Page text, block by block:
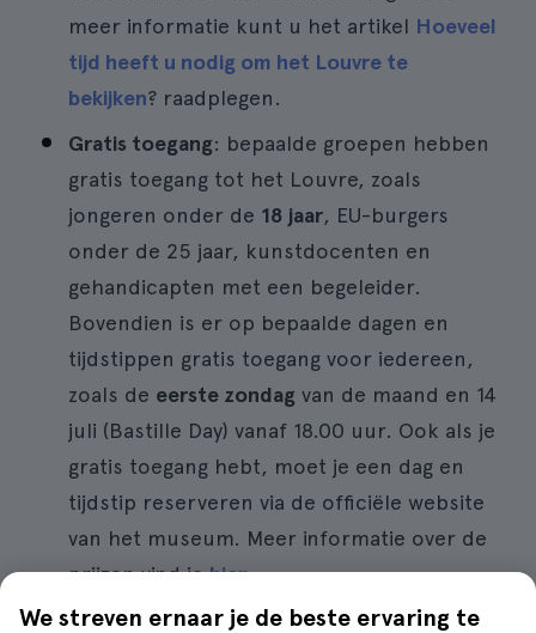
meer informatie kunt u het artikel Hoeveel
tijd heeft u nodig om het Louvre te
bekijken? raadplegen.
Gratis toegang: bepaalde groepen hebben
gratis toegang tot het Louvre, zoals
jongeren onder de 18 jaar, EU-burgers
onder de 25 jaar, kunstdocenten en
gehandicapten met een begeleider.
Bovendien is er op bepaalde dagen en
tijdstippen gratis toegang voor iedereen,
zoals de eerste zondag van de maand en 14
juli (Bastille Day) vanaf 18.00 uur. Ook als je
gratis toegang hebt, moet je een dag en
tijdstip reserveren via de officiële website
van het museum. Meer informatie over de
prijzen vind jehier.
Waar eten: in het Louvre zijn een café en
We streven ernaar je de beste ervaring te